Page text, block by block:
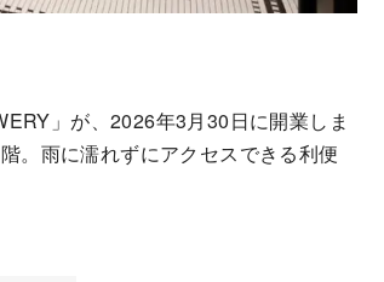
」が、2026年3月30日に開業しま
。雨に濡れずにアクセスできる利便